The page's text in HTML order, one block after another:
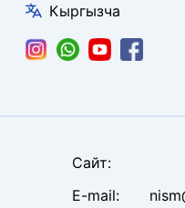
Кыргызча
Сайт:
E-mail: